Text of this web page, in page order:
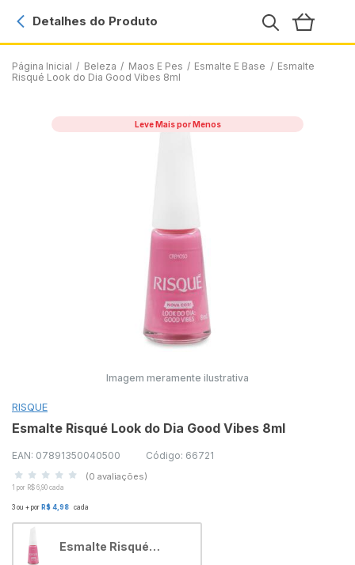
Página Inicial / Beleza / Maos E Pes / Esmalte E Base / Esmalte
Risqué Look do Dia Good Vibes 8ml
Detalhes do Produto
Leve Mais por Menos
Imagem meramente ilustrativa
RISQUE
Esmalte Risqué Look do Dia Good Vibes 8ml
EAN: 07891350040500 Código: 66721
(0 avaliações)
1 por R$ 6,90 cada
3 ou + por R$ 4,98 cada
Esmalte Risqué